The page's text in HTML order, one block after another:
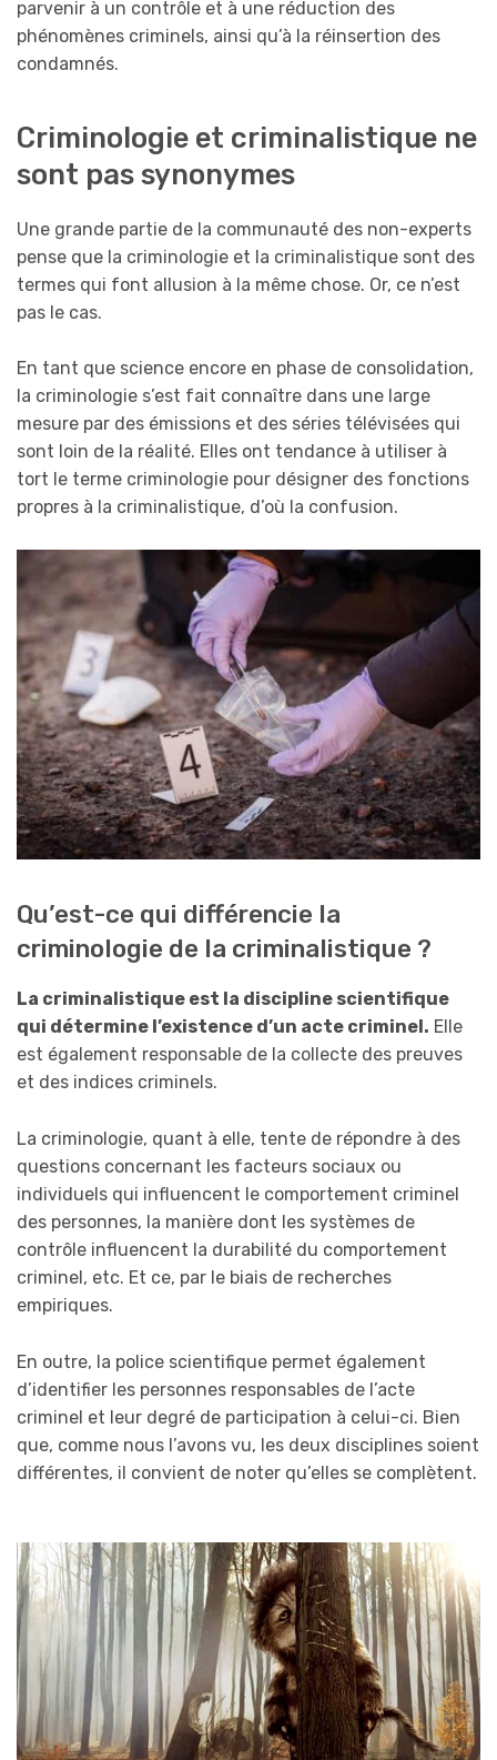
parvenir à un contrôle et à une réduction des
phénomènes criminels, ainsi qu’à la réinsertion des
condamnés.
Criminologie et criminalistique ne
sont pas synonymes
Une grande partie de la communauté des non-experts
pense que la criminologie et la criminalistique sont des
termes qui font allusion à la même chose. Or, ce n’est
pas le cas.
En tant que science encore en phase de consolidation,
la criminologie s’est fait connaître dans une large
mesure par des émissions et des séries télévisées qui
sont loin de la réalité. Elles ont tendance à utiliser à
tort le terme criminologie pour désigner des fonctions
propres à la criminalistique, d’où la confusion.
Qu’est-ce qui différencie la
criminologie de la criminalistique ?
La criminalistique est la discipline scientifique
qui détermine l’existence d’un acte criminel. Elle
est également responsable de la collecte des preuves
et des indices criminels.
La criminologie, quant à elle, tente de répondre à des
questions concernant les facteurs sociaux ou
individuels qui influencent le comportement criminel
des personnes, la manière dont les systèmes de
contrôle influencent la durabilité du comportement
criminel, etc. Et ce, par le biais de recherches
empiriques.
En outre, la police scientifique permet également
d’identifier les personnes responsables de l’acte
criminel et leur degré de participation à celui-ci. Bien
que, comme nous l’avons vu, les deux disciplines soient
différentes, il convient de noter qu’elles se complètent.